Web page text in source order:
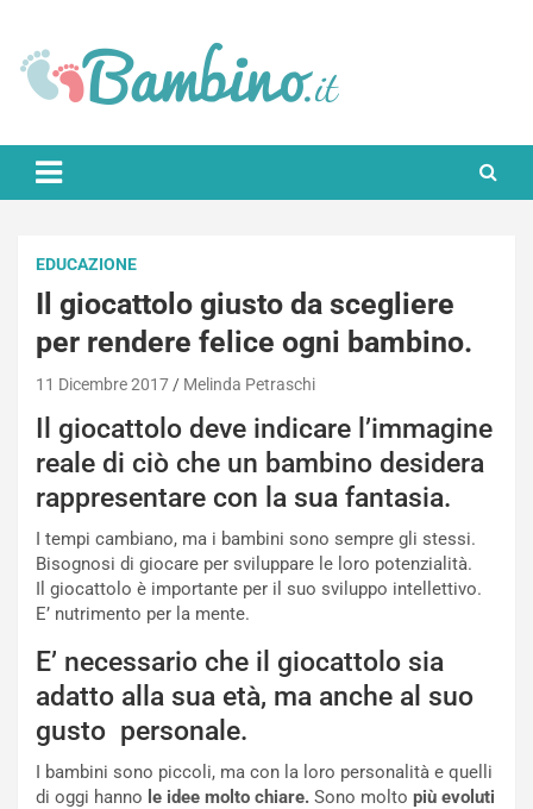
content
Bambino.it
EDUCAZIONE
Il giocattolo giusto da scegliere
per rendere felice ogni bambino.
11 Dicembre 2017 Melinda Petraschi
Il giocattolo deve indicare l’immagine
reale di ciò che un bambino desidera
rappresentare con la sua fantasia.
I tempi cambiano, ma i bambini sono sempre gli stessi.
Bisognosi di giocare per sviluppare le loro potenzialità.
Il giocattolo è importante per il suo sviluppo intellettivo.
E’ nutrimento per la mente.
E’ necessario che il giocattolo sia
adatto alla sua età, ma anche al suo
gusto personale.
I bambini sono piccoli, ma con la loro personalità e quelli
di oggi hanno le idee molto chiare. Sono molto più evoluti